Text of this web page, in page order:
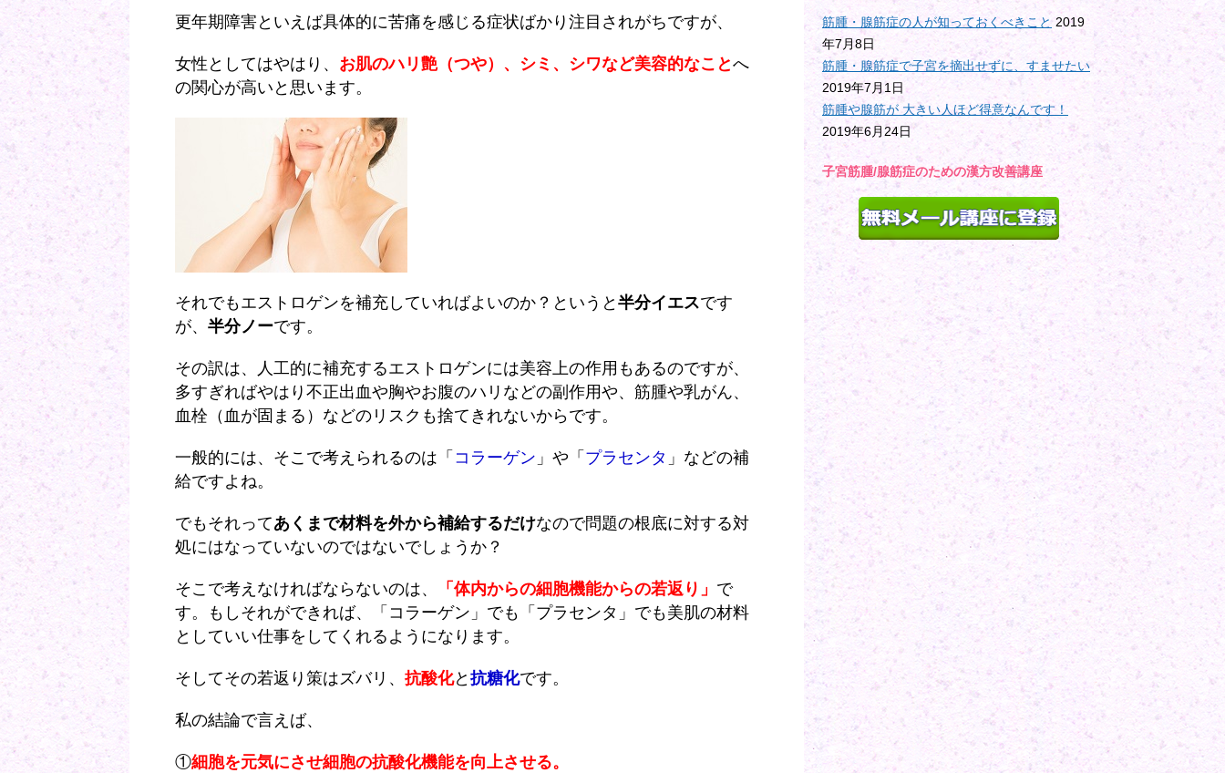
更年期障害といえば具体的に苦痛を感じる症状ばかり注目されがちですが、
女性としてはやはり、 お肌のハリ艶（つや）、シミ、シワなど美容的なことへ
の関心が高いと思います。
それでもエストロゲンを補充していればよいのか？というと 半分イエスです
が、 半分ノーです。
その訳は、人工的に補充するエストロゲンには美容上の作用もあるのですが、
多すぎればやはり不正出血や胸やお腹のハリなどの副作用や、筋腫や乳がん、
血栓（血が固まる）などのリスクも捨てきれないからです。
一般的には、そこで考えられるのは「 コラーゲン 」や「 プラセンタ 」などの補
給ですよね。
でもそれってあくまで材料を外から補給するだけなので問題の根底に対する対
処にはなっていないのではないでしょうか？
そこで考えなければならないのは、 「体内からの細胞機能からの若返り」 で
す。もしそれができれば、「コラーゲン」でも「プラセンタ」でも美肌の材料
としていい仕事をしてくれるようになります。
そしてその若返り策はズバリ、 抗酸化と 抗糖化です。
私の結論で言えば、
①細胞を元気にさせ細胞の抗酸化機能を向上させる。
筋腫・腺筋症の人が知っておくべきこと 2019
年7月8日
筋腫・腺筋症で子宮を摘出せずに、すませたい
2019年7月1日
筋腫や腺筋が 大きい人ほど得意なんです！
2019年6月24日
子宮筋腫/腺筋症のための漢方改善講座